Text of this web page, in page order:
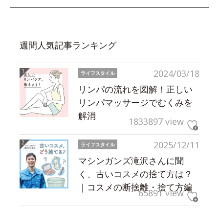
週間人気記事ランキング
2024/03/18
ライフスタイル
リンパの流れを図解！正しい
リンパマッサージでむくみを
解消
1833897 view
2025/12/11
ライフスタイル
マシンガンズ滝沢さんに聞
く、古いコスメの捨て方は？
｜コスメの断捨離・捨て方編
65891 view